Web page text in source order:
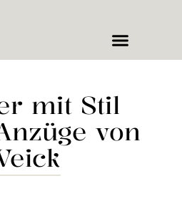
mit Stil
von